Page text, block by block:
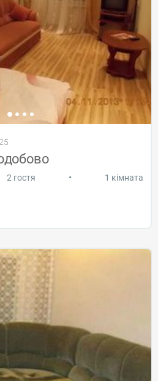
2 гостя • 1 кімната